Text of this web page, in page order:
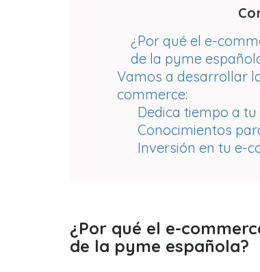
¿Por qué el e-
de la pyme
Vamos a desarrollar
commerce:
Dedica tiempo a
Conocimientos
Inversión en tu e-
¿Por qué el e-
de la pyme española?